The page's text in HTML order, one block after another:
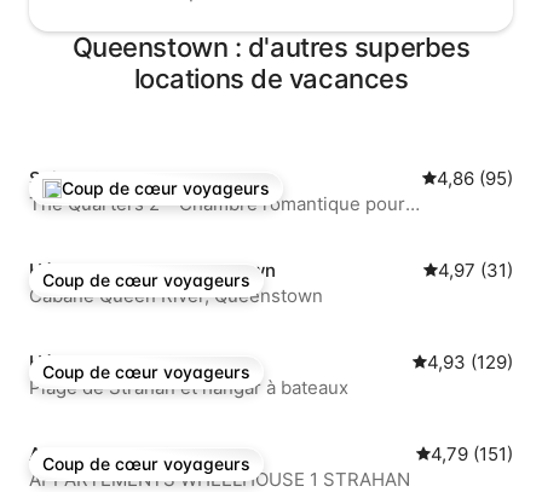
Queenstown : d'autres superbes
locations de vacances
Coups de cœur voyageurs les plus appréciés
Coup de cœur voyageurs
Suite ⋅ Strahan Évaluation
4,86 (95)
The Quarters 2 – Chambre romantique pour
Coup de cœur voyageurs
Coup de cœur voyageurs
Hébergement ⋅ Queenstown Évaluation
4,97 (31)
Cabane Queen River, Queenstown
Coup de cœur voyageurs
Coup de cœur voyageurs
Hébergement ⋅ Strahan Évaluation
4,93 (129)
Plage de Strahan et hangar à bateaux
Coup de cœur voyageurs
Coup de cœur voyageurs
Appartement ⋅ Strahan Évaluation
4,79 (151)
APPARTEMENTS WHEELHOUSE 1 STRAHAN